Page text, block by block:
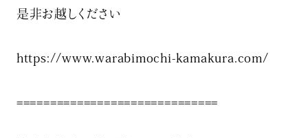
是非お越しください
https://www.warabimochi-kamakura.com/
==============================